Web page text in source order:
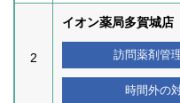
2
イオン薬局多賀城店
訪問薬剤管
時間外の